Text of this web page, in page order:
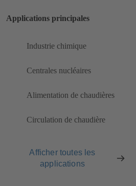
Applications principales
Industrie chimique
Centrales nucléaires
Alimentation de chaudières
Circulation de chaudière
Afficher toutes les
applications